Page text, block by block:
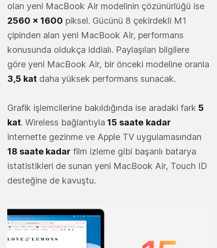
olan yeni MacBook Air modelinin çözünürlüğü ise
2560 x 1600 piksel. Gücünü 8 çekirdekli M1
çipinden alan yeni MacBook Air, performans
konusunda oldukça iddialı. Paylaşılan bilgilere
göre yeni MacBook Air, bir önceki modeline oranla
3,5 kat daha yüksek performans sunacak.
Grafik işlemcilerine bakıldığında ise aradaki fark 5
kat. Wireless bağlantıyla 15 saate kadar
internette gezinme ve Apple TV uygulamasından
18 saate kadar film izleme gibi başarılı batarya
istatistikleri de sunan yeni MacBook Air, Touch ID
desteğine de kavuştu.